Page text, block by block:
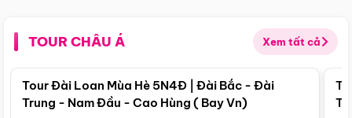
TOUR CHÂU Á Xem tất cả
Điểm nổi bật
Tour Đài Loan Mùa Hè 5N4Đ | Đài Bắc - Đài
Trung - Nam Đầu - Cao Hùng ( Bay Vn)